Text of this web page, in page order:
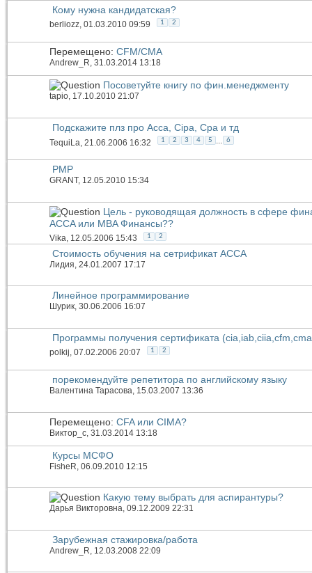
Кому нужна кандидатская?
berliozz , 01.03.2010 09:59 1 2
Перемещено: CFM/CMA
Andrew_R, 31.03.2014 13:18
Посоветуйте книгу по фин.менеджменту
tapio, 17.10.2010 21:07
Подскажите плз про Acca, Cipa, Cpa и тд
TequiLa , 21.06.2006 16:32 1 2 3 4 5 6
PMP
GRANT, 12.05.2010 15:34
Цель - руководящая должность в сфере
ACCA или MBA Финансы??
Vika , 12.05.2006 15:43 1 2
Стоимость обучения на сетрификат АССА
Лидия, 24.01.2007 17:17
Линейное программирование
Шурик, 30.06.2006 16:07
Программы получения сертификата
polkij, 07.02.2006 20:07 1 2
порекомендуйте репетитора по английскому языку
Валентина Тарасова, 15.03.2007 13:36
Перемещено: CFA или СIMA?
Виктор_c, 31.03.2014 13:18
Курсы МСФО
FisheR, 06.09.2010 12:15
Какую тему выбрать для аспирантуры?
Дарья Викторовна, 09.12.2009 22:31
Зарубежная стажировка/работа
Andrew_R, 12.03.2008 22:09